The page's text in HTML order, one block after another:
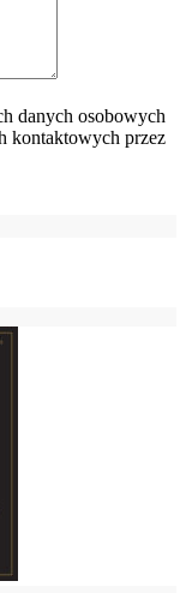
danych osobowych
kontaktowych przez